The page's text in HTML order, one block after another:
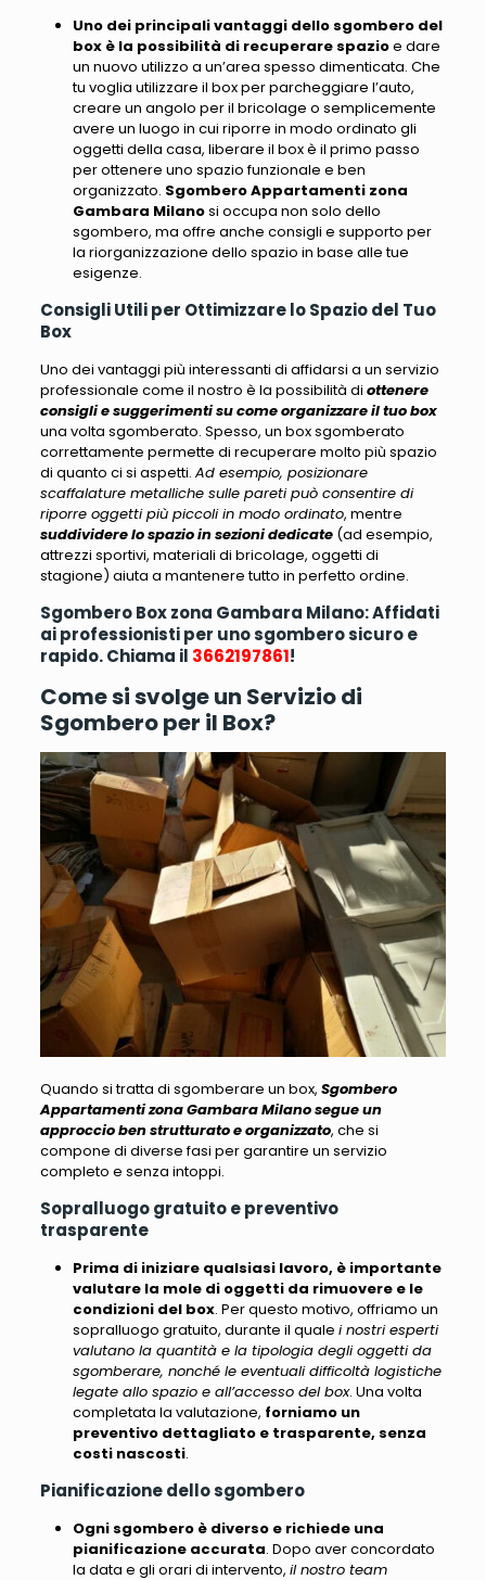
Uno dei principali vantaggi dello sgombero del
box è la possibilità di recuperare spazioe dare
un nuovo utilizzo a un’area spesso dimenticata. Che
tu voglia utilizzare il box per parcheggiare l’auto,
creare un angolo per il bricolage o semplicemente
avere un luogo in cui riporre in modo ordinato gli
oggetti della casa, liberare il box è il primo passo
per ottenere uno spazio funzionale e ben
organizzato. Sgombero Appartamenti zona
Gambara Milanosi occupa non solo dello
sgombero, ma offre anche consigli e supporto per
la riorganizzazione dello spazio in base alle tue
esigenze.
Consigli Utili per Ottimizzare lo Spazio del Tuo
Box
Uno dei vantaggi più interessanti di affidarsi a un servizio
professionale come il nostro è la possibilità di ottenere
consigli e suggerimenti su come organizzare il tuo box
una volta sgomberato. Spesso, un box sgomberato
correttamente permette di recuperare molto più spazio
di quanto ci si aspetti. Ad esempio, posizionare
scaffalature metalliche sulle pareti può consentire di
riporre oggetti più piccoli in modo ordinato, mentre
suddividere lo spazio in sezioni dedicate(ad esempio,
attrezzi sportivi, materiali di bricolage, oggetti di
stagione) aiuta a mantenere tutto in perfetto ordine.
Sgombero Box zona Gambara Milano: Affidati
ai professionisti per uno sgombero sicuro e
rapido. Chiama il 3662197861!
Come si svolge un Servizio di
Sgombero per il Box?
Quando si tratta di sgomberare un box, Sgombero
Appartamenti zona Gambara Milano segue un
approccio ben strutturato e organizzato, che si
compone di diverse fasi per garantire un servizio
completo e senza intoppi.
Sopralluogo gratuito e preventivo
trasparente
Prima di iniziare qualsiasi lavoro, è importante
valutare la mole di oggetti da rimuovere e le
condizioni del box. Per questo motivo, offriamo un
sopralluogo gratuito, durante il quale i nostri esperti
valutano la quantità e la tipologia degli oggetti da
sgomberare, nonché le eventuali difficoltà logistiche
legate allo spazio e all’accesso del box. Una volta
completata la valutazione, forniamo un
preventivo dettagliato e trasparente, senza
costi nascosti.
Pianificazione dello sgombero
Ogni sgombero è diverso e richiede una
pianificazione accurata. Dopo aver concordato
la data e gli orari di intervento, il nostro team